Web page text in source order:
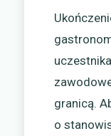
granicą.
o